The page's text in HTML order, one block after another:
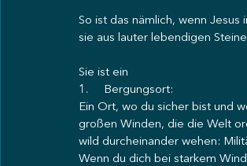
So ist das nämlich, wenn
sie aus lauter lebendigen
Sie ist ein
1.     Bergungsort:
Ein Ort, wo du sicher bist und
großen Winden, die die Welt
wild durcheinander wehen:
Wenn du dich bei starkem